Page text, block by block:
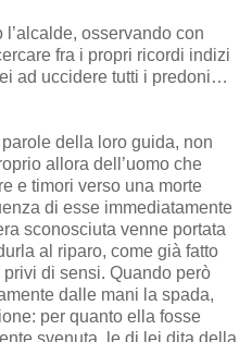
osservando con
fra i propri ricordi indizi
ad uccidere tutti i predoni…
della loro guida, non
allora dell’uomo che
e timori verso una morte
di esse immediatamente
sconosciuta venne portata
al riparo, come già fatto
di sensi. Quando però
dalle mani la spada,
per quanto ella fosse
svenuta, le di lei dita della